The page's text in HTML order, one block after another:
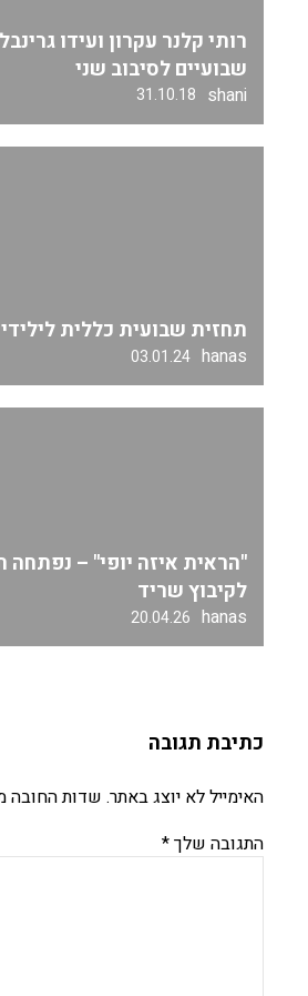
רותי קלנר עקרון ועידו
שבועיים לסיבוב שני
shani
31.10.18
תחזית שבועית כללית
hanas
03.01.24
"הראית איזה יופי" –
לקיבוץ שריד
hanas
20.04.26
כתיבת תגובה
האימייל לא יוצג באתר. שדות החובה
התגובה שלך*